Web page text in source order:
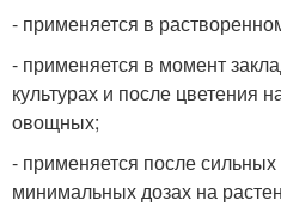
- применяется в
- применяется в момент
культурах и после цветения
овощных;
- применяется после
минимальных дозах на